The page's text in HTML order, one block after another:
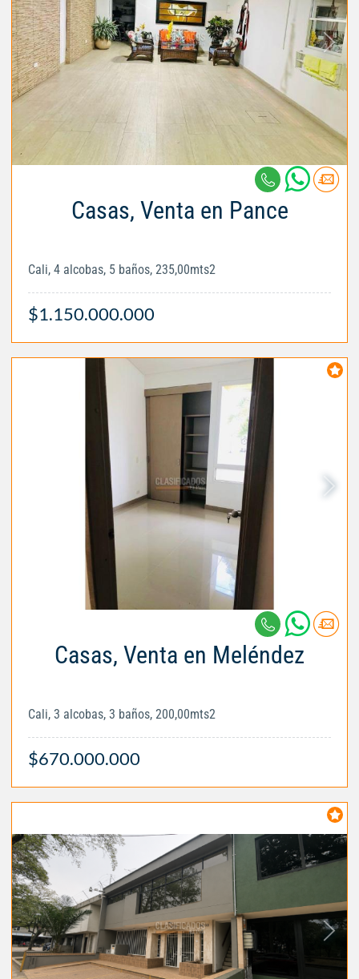
Casas, Venta en Pance
Cali, 4 alcobas, 5 baños, 235,00mts2
$1.150.000.000
Casas, Venta en Meléndez
Cali, 3 alcobas, 3 baños, 200,00mts2
$670.000.000